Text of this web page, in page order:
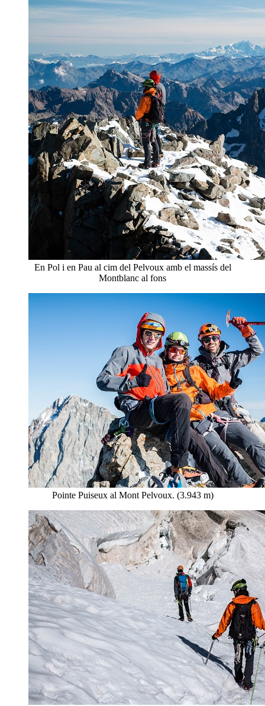
En Pol i en Pau al cim del Pelvoux amb el massís del
Montblanc al fons
Pointe Puiseux al Mont Pelvoux. (3.943 m)